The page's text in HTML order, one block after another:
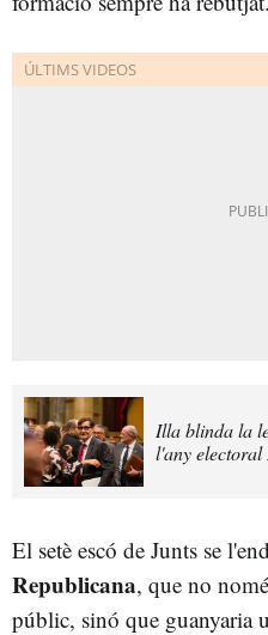
Illa blinda la
l'any electoral
El setè escó de Junts se
Republicana, que no
públic, sinó que guanyaria